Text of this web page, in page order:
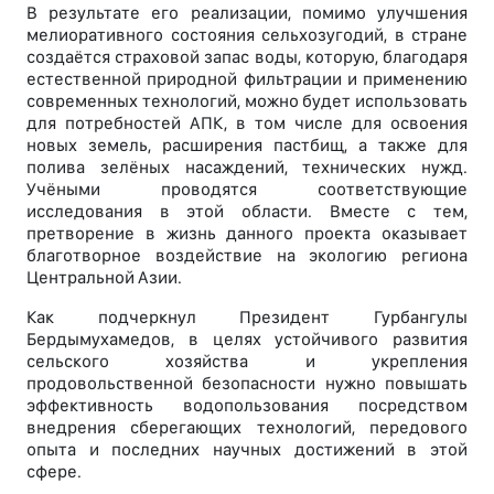
В результате его реализации, помимо улучшения
мелиоративного состояния сельхозугодий, в стране
создаётся страховой запас воды, которую, благодаря
естественной природной фильтрации и применению
современных технологий, можно будет использовать
для потребностей АПК, в том числе для освоения
новых земель, расширения пастбищ, а также для
полива зелёных насаждений, технических нужд.
Учёными проводятся соответствующие
исследования в этой области. Вместе с тем,
претворение в жизнь данного проекта оказывает
благотворное воздействие на экологию региона
Центральной Азии.
Как подчеркнул Президент Гурбангулы
Бердымухамедов, в целях устойчивого развития
сельского хозяйства и укрепления
продовольственной безопасности нужно повышать
эффективность водопользования посредством
внедрения сберегающих технологий, передового
опыта и последних научных достижений в этой
сфере.